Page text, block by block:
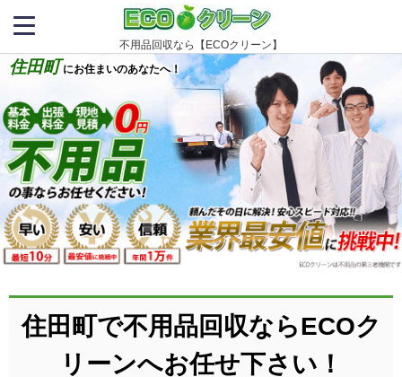
不用品回収なら【ECOクリーン】
住田町 にお住まいのあなたへ！
住田町で不用品回収ならECOク
リーンへお任せ下さい！